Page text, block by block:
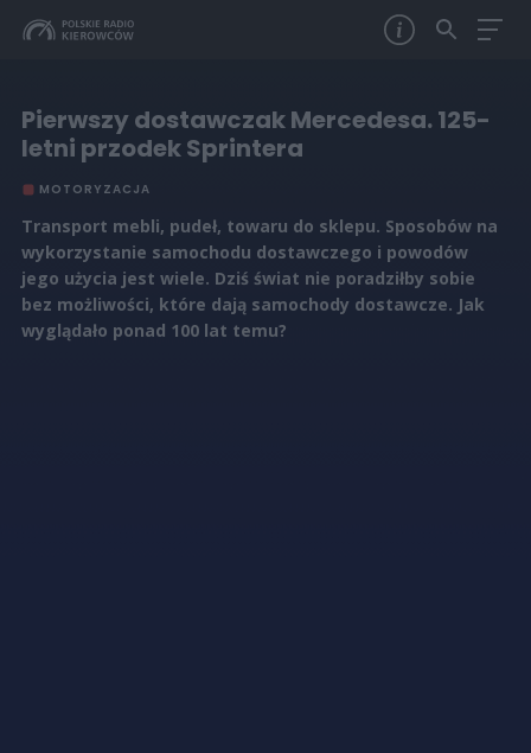
Pierwszy dostawczak Mercedesa. 125-
letni przodek Sprintera
MOTORYZACJA
Transport mebli, pudeł, towaru do sklepu. Sposobów na
wykorzystanie samochodu dostawczego i powodów
jego użycia jest wiele. Dziś świat nie poradziłby sobie
bez możliwości, które dają samochody dostawcze. Jak
wyglądało ponad 100 lat temu?